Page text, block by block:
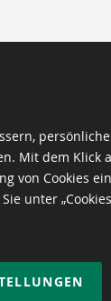
Mit dem Klick
von Cookies
unter